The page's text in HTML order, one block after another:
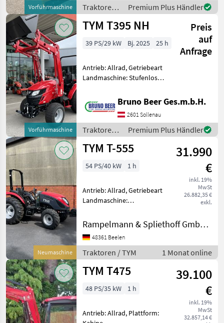
Landtechnik
46
Bautechnik
1
PKW / LKW / Moped
1
MARKTPLATZ
Marktplatz Händlerangebote Kleinanzeigen
Vorführmaschine
mechanisch,
Kreuzsteuerhebel: m
Traktoren /
TYM
Premium Plus Händler
Vorführmaschine
TYM T395 NH
Preis
auf
Anfrage
39 PS/29 kW Bj. 2025 25 h
Antrieb: Allrad, Getriebeart
Landmaschine: Stufenloses
Zapfwellendrehzahl: 540,
Höchstgeschwindigkeit in
km/h: 25 km/h, Oberlenker
hinte
Bruno Beer Ges.m.b.H.
2601 Sollenau
Traktoren /
TYM
Premium Plus Händler
Neumaschine
TYM T-555
31.990
€
inkl. 19%
MwSt
26.882,35 €
exkl.
54 PS/40 kW 1 h
Antrieb: Allrad, Getriebeart
Landmaschine:
ohne Kabine Art.Nr. 850M
T555 FGKA00024 *
Sparsamer und laufruhiger,
wassergekühlter 4-Zylin
Rampelmann & Spliethoff GmbH & Co.KG
48361 Beelen
Traktoren / TYM 1 Monat online
TYM T475
39.100
€
inkl. 19%
MwSt
32.857,14 €
48 PS/35 kW 1 h
Antrieb: Allrad, Plattform: